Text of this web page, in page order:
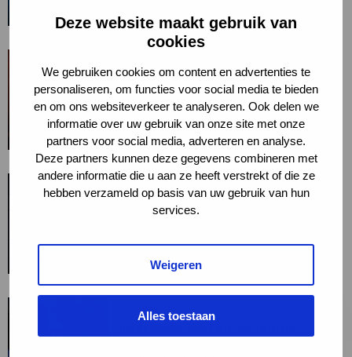
Deze website maakt gebruik van
cookies
We gebruiken cookies om content en advertenties te
personaliseren, om functies voor social media te bieden
en om ons websiteverkeer te analyseren. Ook delen we
informatie over uw gebruik van onze site met onze
partners voor social media, adverteren en analyse.
Deze partners kunnen deze gegevens combineren met
andere informatie die u aan ze heeft verstrekt of die ze
hebben verzameld op basis van uw gebruik van hun
services.
Weigeren
Alles toestaan
de
Centrum én ambassadeur van
Nacht van de Nacht. Samen
...Joke Meijer is projectleider
BioClock en hoogleraar bij het
Leids Universitair Medisch
Centrum én ambassadeur van
Nacht van de Nacht. Samen ...
NIEUWS
Waarom dansen
nachtvlinders rond het licht?
Wetenschappers uit Engeland, de
Verenigde Staten en Costa Rica
maakten driedimensionale video-
opnamen van insecten in de
buitenlucht en in het lab
...Wetenschappers uit Engeland,
de Verenigde Staten en Costa
Rica maakten driedimensionale
de buitenlucht en in het lab ...
about
Waarom
dansen
nachtvlinders
rond
Licht aus! Sterne an!
van de maan en de ...De wereld
wordt steeds helderder: steden
schijnen ’s nachts tot 4000 keer
helderder dan het licht van de
Read
Sterne
an!